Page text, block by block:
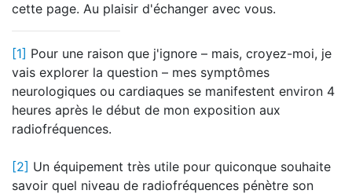
cette page. Au plaisir d'échanger avec vous.
[1] Pour une raison que j'ignore – mais, croyez-moi, je
vais explorer la question – mes symptômes
neurologiques ou cardiaques se manifestent environ 4
heures après le début de mon exposition aux
radiofréquences.
[2] Un équipement très utile pour quiconque souhaite
savoir quel niveau de radiofréquences pénètre son